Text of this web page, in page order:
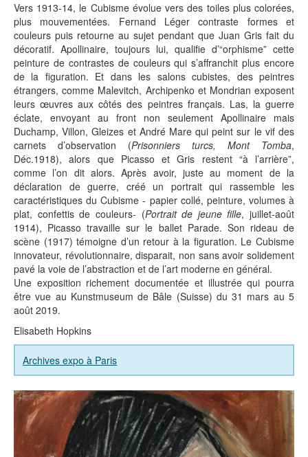
Vers 1913-14, le Cubisme évolue vers des toiles plus colorées,
plus mouvementées. Fernand Léger contraste formes et
couleurs puis retourne au sujet pendant que Juan Gris fait du
décoratif. Apollinaire, toujours lui, qualifie d’“orphisme” cette
peinture de contrastes de couleurs qui s’affranchit plus encore
de la figuration. Et dans les salons cubistes, des peintres
étrangers, comme Malevitch, Archipenko et Mondrian exposent
leurs œuvres aux côtés des peintres français. Las, la guerre
éclate, envoyant au front non seulement Apollinaire mais
Duchamp, Villon, Gleizes et André Mare qui peint sur le vif des
carnets d’observation (Prisonniers turcs, Mont Tomba,
Déc.1918), alors que Picasso et Gris restent “à l’arrière”,
comme l’on dit alors. Après avoir, juste au moment de la
déclaration de guerre, créé un portrait qui rassemble les
caractéristiques du Cubisme - papier collé, peinture, volumes à
plat, confettis de couleurs- (Portrait de jeune fille, juillet-août
1914), Picasso travaille sur le ballet Parade. Son rideau de
scène (1917) témoigne d’un retour à la figuration. Le Cubisme
innovateur, révolutionnaire, disparait, non sans avoir solidement
pavé la voie de l’abstraction et de l’art moderne en général.
Une exposition richement documentée et illustrée qui pourra
être vue au Kunstmuseum de Bâle (Suisse) du 31 mars au 5
août 2019.
Elisabeth Hopkins
Archives expo à Paris